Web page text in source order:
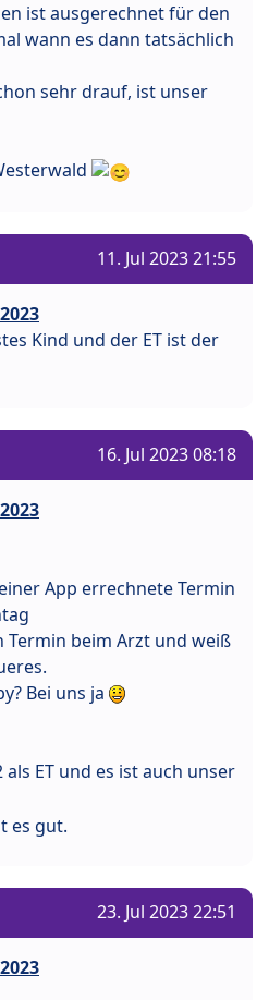
ist ausgerechnet für den
wann es dann tatsächlich
sehr drauf, ist unser
11. Jul 2023 21:55
Kind und der ET ist der
16. Jul 2023 08:18
App errechnete Termin
Termin beim Arzt und weiß
Bei uns ja
ET und es ist auch unser
es gut.
23. Jul 2023 22:51